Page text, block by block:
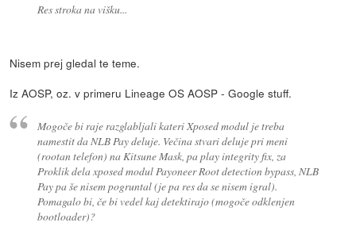
Res stroka na višku...
Nisem prej gledal te teme.
Iz AOSP, oz. v primeru Lineage OS AOSP - Google stuff.
Mogoče bi raje razglabljali kateri Xposed modul je treba
namestit da NLB Pay deluje. Večina stvari deluje pri meni
(rootan telefon) na Kitsune Mask, pa play integrity fix, za
Proklik dela xposed modul Payoneer Root detection bypass, NLB
Pay pa še nisem pogruntal (je pa res da se nisem igral).
Pomagalo bi, če bi vedel kaj detektirajo (mogoče odklenjen
bootloader)?